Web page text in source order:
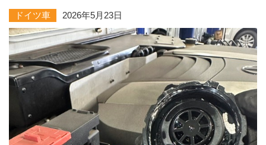
ドイツ車 2026年5月23日